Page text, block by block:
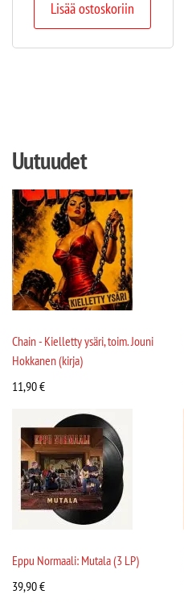
Lisää ostoskoriin
Uutuudet
Chain - Kielletty ysäri, toim. Jouni
Hokkanen (kirja)
11,90€
Eppu Normaali: Mutala (3 LP)
39,90€